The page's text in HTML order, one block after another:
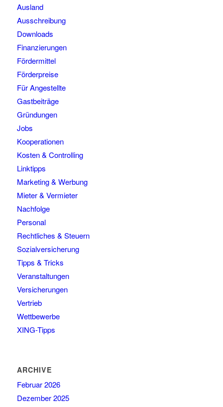
Ausland
Ausschreibung
Downloads
Finanzierungen
Fördermittel
Förderpreise
Für Angestellte
Gastbeiträge
Gründungen
Jobs
Kooperationen
Kosten & Controlling
Linktipps
Marketing & Werbung
Mieter & Vermieter
Nachfolge
Personal
Rechtliches & Steuern
Sozialversicherung
Tipps & Tricks
Veranstaltungen
Versicherungen
Vertrieb
Wettbewerbe
XING-Tipps
ARCHIVE
Februar 2026
Dezember 2025